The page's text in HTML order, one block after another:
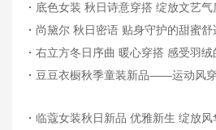
· 底色女装 秋日诗意穿搭 绽放文艺气
· 尚黛尔 秋日密语 贴身守护的甜蜜舒
· 右立方冬日序曲 暖心穿搭 感受羽绒
· 豆豆衣橱秋季童装新品——运动风
· 临蔻女装秋日新品 优雅新生 绽放风